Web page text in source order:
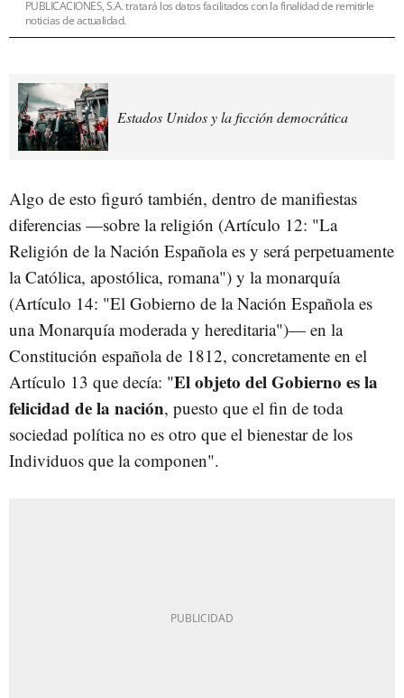
PUBLICACIONES, S.A. tratará los datos facilitados con la finalidad de remitirle
noticias de actualidad.
Estados Unidos y la ficción democrática
Algo de esto figuró también, dentro de manifiestas
diferencias —sobre la religión (Artículo 12: "La
Religión de la Nación Española es y será perpetuamente
la Católica, apostólica, romana") y la monarquía
(Artículo 14: "El Gobierno de la Nación Española es
una Monarquía moderada y hereditaria")— en la
Constitución española de 1812, concretamente en el
Artículo 13 que decía: "El objeto del Gobierno es la
felicidad de la nación, puesto que el fin de toda
sociedad política no es otro que el bienestar de los
Individuos que la componen".